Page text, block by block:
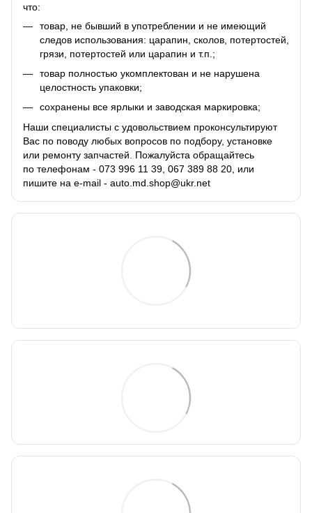
что:
товар, не бывший в употреблении и не имеющий
следов использования: царапин, сколов, потертостей,
грязи, потертостей или царапин и т.п.;
товар полностью укомплектован и не нарушена
целостность упаковки;
сохранены все ярлыки и заводская маркировка;
Наши специалисты с удовольствием проконсультируют
Вас по поводу любых вопросов по подбору, установке
или ремонту запчастей. Пожалуйста обращайтесь
по телефонам - 073 996 11 39, 067 389 88 20, или
пишите на e-mail - auto.md.shop@ukr.net